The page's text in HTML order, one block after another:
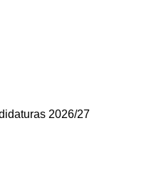
2026/27